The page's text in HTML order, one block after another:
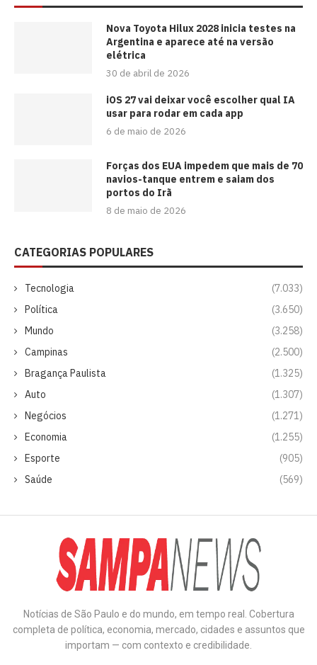
Nova Toyota Hilux 2028 inicia testes na
Argentina e aparece até na versão
elétrica
30 de abril de 2026
iOS 27 vai deixar você escolher qual IA
usar para rodar em cada app
6 de maio de 2026
Forças dos EUA impedem que mais de 70
navios-tanque entrem e saiam dos
portos do Irã
8 de maio de 2026
CATEGORIAS POPULARES
Tecnologia
(7.033)
Política
(3.650)
Mundo
(3.258)
Campinas
(2.500)
Bragança Paulista
(1.325)
Auto
(1.307)
Negócios
(1.271)
Economia
(1.255)
Esporte
(905)
Saúde
(569)
Notícias de São Paulo e do mundo, em tempo real. Cobertura
completa de política, economia, mercado, cidades e assuntos que
importam — com contexto e credibilidade.